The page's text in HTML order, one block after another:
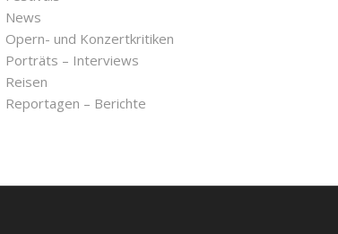
News
Opern- und Konzertkritiken
Porträts – Interviews
Reisen
Reportagen – Berichte